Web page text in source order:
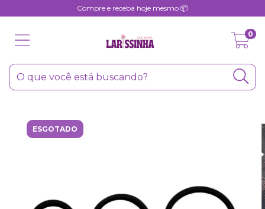
Compre e receba hoje mesmo 📦
0
ESGOTADO